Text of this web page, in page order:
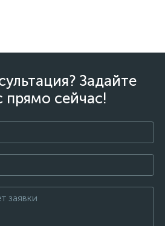
Задайте
прямо сейчас!